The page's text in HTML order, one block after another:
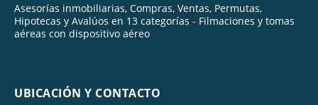
Asesorías inmobiliarias, Compras, Ventas, Permutas,
Hipotecas y Avalúos en 13 categorías - Filmaciones y tomas
aéreas con dispositivo aéreo
UBICACIÓN Y CONTACTO